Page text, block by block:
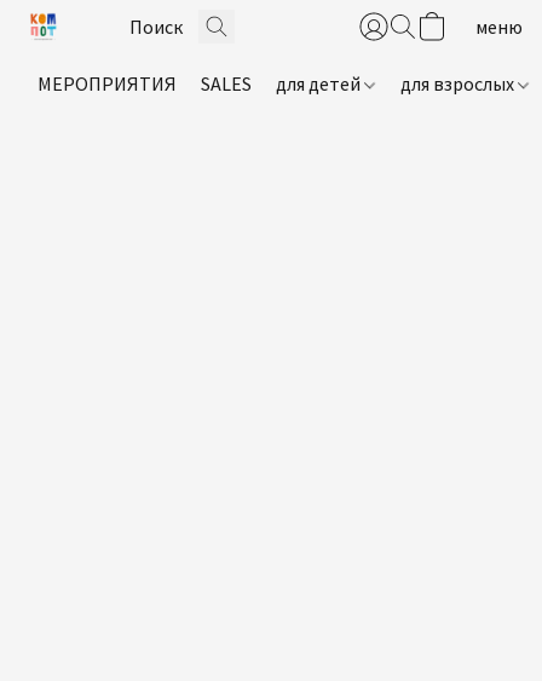
МЕРОПРИЯТИЯ SALES для детей для взрослых